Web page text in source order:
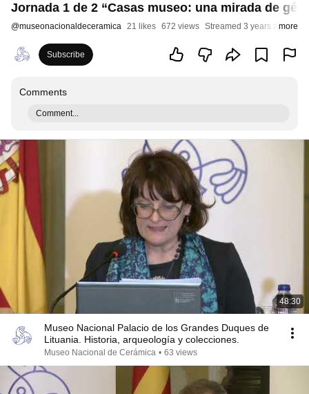
Jornada 1 de 2 “Casas museo: una mirada de
@museonacionaldeceramica 21 likes 672 views Streamed 3 years agomore
Subscribe
Comments
Comment...
48:30
Museo Nacional Palacio de los Grandes Duques de
Lituania. Historia, arqueología y colecciones.
Museo Nacional de Cerámica • 63 views